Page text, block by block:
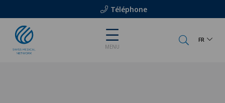
Téléphone
MENU
FR